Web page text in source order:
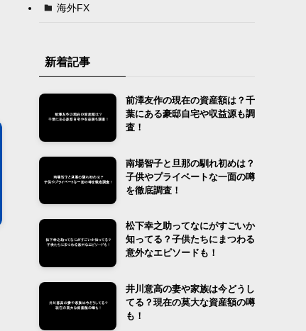
海外FX
新着記事
前澤友作の現在の資産額は？千
葉にある豪邸自宅や収益源も調
査！
南場智子と旦那の馴れ初めは？
子供やプライベートな一面の噂
を徹底調査！
松下幸之助ってなにがすごいか
知ってる？子供たちにまつわる
意外なエピソードも！
井川意高の妻や家族は今どうし
てる？現在の莫大な資産額の噂
も！